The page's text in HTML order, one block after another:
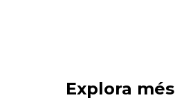
Explora